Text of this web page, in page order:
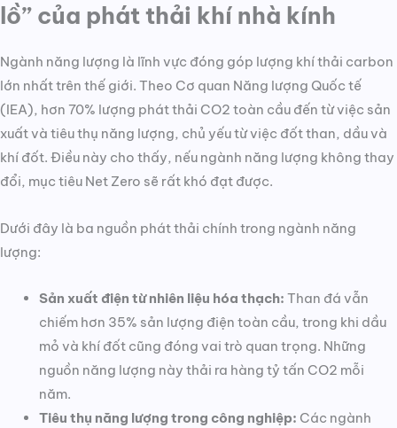
lồ” của phát thải khí nhà kính
Ngành năng lượng là lĩnh vực đóng góp lượng khí thải carbon
lớn nhất trên thế giới. Theo Cơ quan Năng lượng Quốc tế
(IEA), hơn 70% lượng phát thải CO2 toàn cầu đến từ việc sản
xuất và tiêu thụ năng lượng, chủ yếu từ việc đốt than, dầu và
khí đốt. Điều này cho thấy, nếu ngành năng lượng không thay
đổi, mục tiêu Net Zero sẽ rất khó đạt được.
Dưới đây là ba nguồn phát thải chính trong ngành năng
lượng:
Sản xuất điện từ nhiên liệu hóa thạch: Than đá vẫn
chiếm hơn 35% sản lượng điện toàn cầu, trong khi dầu
mỏ và khí đốt cũng đóng vai trò quan trọng. Những
nguồn năng lượng này thải ra hàng tỷ tấn CO2 mỗi
năm.
Tiêu thụ năng lượng trong công nghiệp: Các ngành